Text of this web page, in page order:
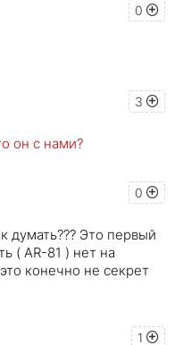
0
3
он с нами?
0
думать??? Это первый
( AR-81 ) нет на
конечно не секрет
1